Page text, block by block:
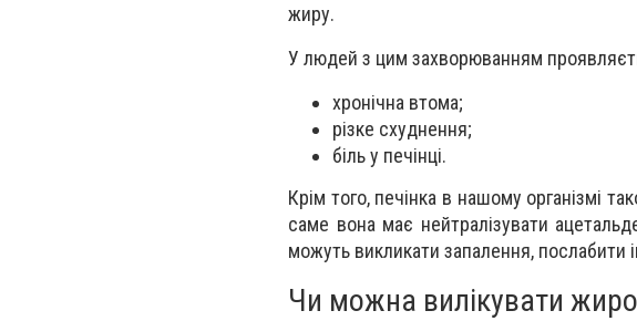
жиру.
У людей з цим захворюванням
хронічна втома;
різке схуднення;
біль у печінці.
Крім того, печінка в нашому організмі
саме вона має нейтралізувати
можуть викликати запалення, послабити
Чи можна вилікувати